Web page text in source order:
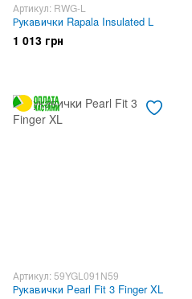
Артикул: RWG-L
Рукавички Rapala Insulated L
1 013 грн
Артикул: 59YGL091N59
Рукавички Pearl Fit 3 Finger XL